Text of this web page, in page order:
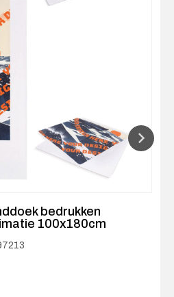
bedrukken
100x180cm